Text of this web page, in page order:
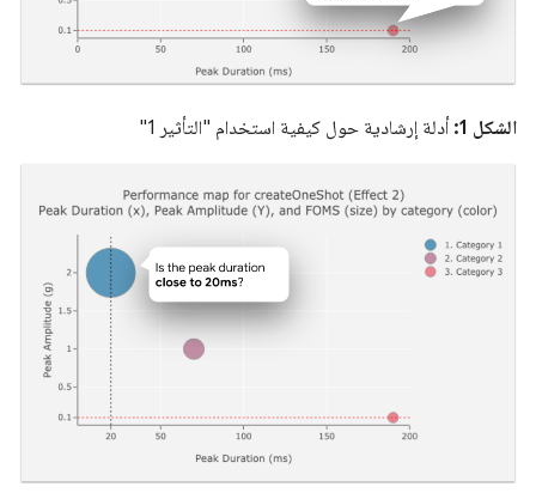
الشكل 1: أدلة إرشادية حول كيفية استخدام "التأثير 1"